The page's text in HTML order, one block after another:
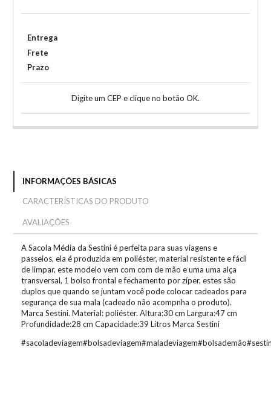
Entrega
Frete
Prazo
Digite um CEP e clique no botão OK.
INFORMAÇÕES BÁSICAS
CARACTERÍSTICAS DO PRODUTO
AVALIAÇÕES
A Sacola Média da Sestini é perfeita para suas viagens e
passeios, ela é produzida em poliéster, material resistente e fácil
de limpar, este modelo vem com com de mão e uma uma alça
transversal, 1 bolso frontal e fechamento por zíper, estes são
duplos que quando se juntam você pode colocar cadeados para
segurança de sua mala (cadeado não acompnha o produto).
Marca Sestini. Material: poliéster. Altura:30 cm Largura:47 cm
Profundidade:28 cm Capacidade:39 Litros Marca Sestini